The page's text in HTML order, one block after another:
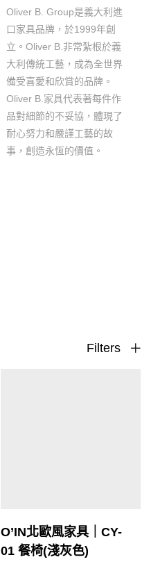
Oliver B. Group是義大利進
口家具品牌，於1999年創
立。Oliver B.非常紮根於義
大利傳統工藝，成為全世界
備受喜愛和欣賞的品牌。
Oliver B.家具代表著每件作
品對細節的不妥協，體現了
耐心努力和嚴謹工藝的故
事，創造永恆的價值。
Filters
O’IN北歐風家具｜CY-
01 餐椅(淺灰色)